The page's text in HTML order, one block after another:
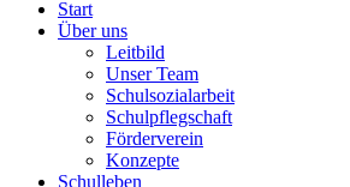
Start
Über uns
Leitbild
Unser Team
Schulsozialarbeit
Schulpflegschaft
Förderverein
Konzepte
Schulleben